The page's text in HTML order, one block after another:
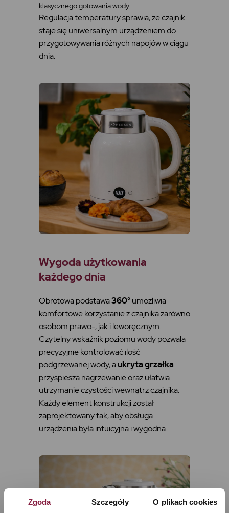
Zgoda Szczegóły O plikach cookies
klasycznego gotowania wody
Regulacja temperatury sprawia, że czajnik
staje się uniwersalnym urządzeniem do
przygotowywania różnych napojów w ciągu
dnia.
Wygoda użytkowania
każdego dnia
Obrotowa podstawa360°umożliwia
komfortowe korzystanie z czajnika zarówno
osobom prawo-, jak i leworęcznym.
Czytelny wskaźnik poziomu wody pozwala
precyzyjnie kontrolować ilość
podgrzewanej wody, aukryta grzałka
przyspiesza nagrzewanie oraz ułatwia
utrzymanie czystości wewnątrz czajnika.
Każdy element konstrukcji został
zaprojektowany tak, aby obsługa
urządzenia była intuicyjna i wygodna.